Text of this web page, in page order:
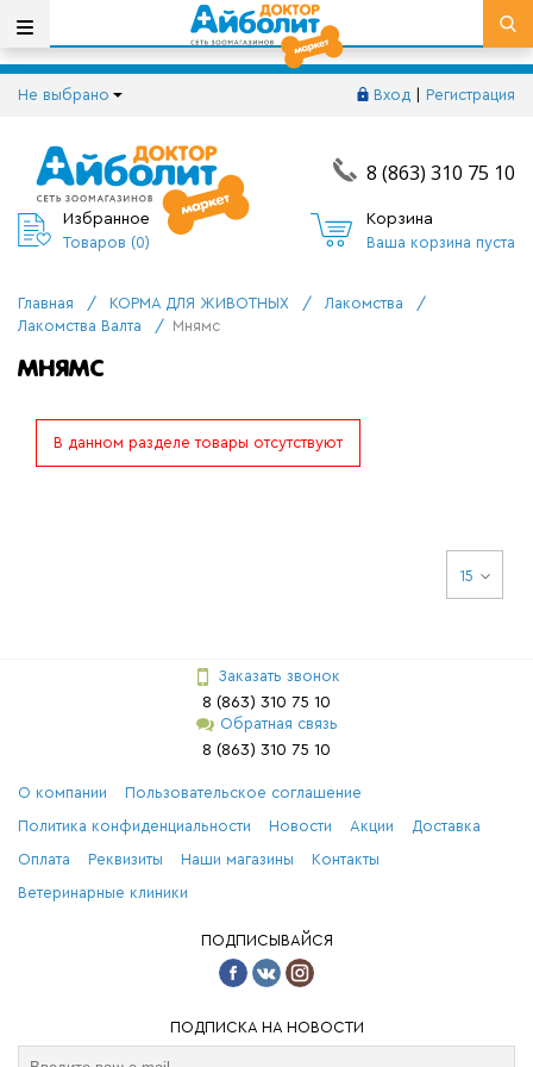
Не выбрано Вход Регистрация
8 (863) 310 75 10
Избранное
Товаров (0)
Корзина
Ваша корзина пуста
Главная / КОРМА ДЛЯ ЖИВОТНЫХ / Лакомства
/
Лакомства Валта
/ Мнямс
МНЯМС
В данном разделе товары отсутствуют
15
Заказать звонок
8 (863) 310 75 10
Обратная связь
8 (863) 310 75 10
О компании Пользовательское соглашение
Политика конфиденциальности Новости Акции Доставка
Оплата Реквизиты Наши магазины Контакты
Ветеринарные клиники
ПОДПИСЫВАЙСЯ
ПОДПИСКА НА НОВОСТИ